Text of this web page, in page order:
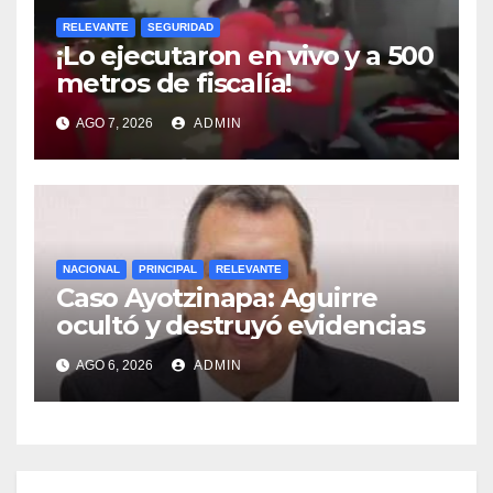
RELEVANTE SEGURIDAD
¡Lo ejecutaron en vivo y a 500
metros de fiscalía!
AGO 7, 2026 ADMIN
NACIONAL PRINCIPAL RELEVANTE
Caso Ayotzinapa: Aguirre
ocultó y destruyó evidencias
AGO 6, 2026 ADMIN